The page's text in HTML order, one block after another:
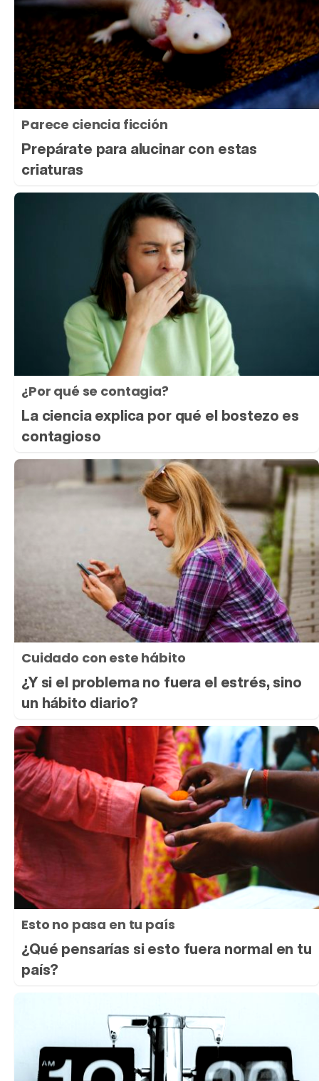
Parece ciencia ficción
Prepárate para alucinar con estas
criaturas
¿Por qué se contagia?
La ciencia explica por qué el bostezo es
contagioso
Cuidado con este hábito
¿Y si el problema no fuera el estrés, sino
un hábito diario?
Esto no pasa en tu país
¿Qué pensarías si esto fuera normal en tu
país?